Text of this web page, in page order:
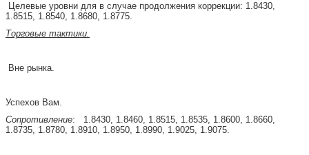
Целевые уровни для в случае продолжения коррекции: 1.8430,
1.8515, 1.8540, 1.8680, 1.8775.
Торговые тактики.
Вне рынка.
Успехов Вам.
Сопротивление:
1.8430, 1.8460, 1.8515, 1.8535, 1.8600, 1.8660,
1.8735, 1.8780, 1.8910, 1.8950, 1.8990, 1.9025, 1.9075.